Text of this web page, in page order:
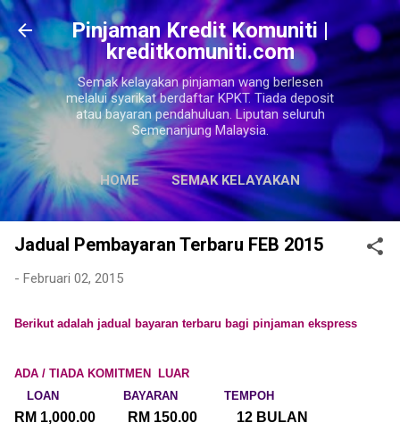
Langkau ke kandungan utama
Pinjaman Kredit Komuniti |
kreditkomuniti.com
Semak kelayakan pinjaman wang berlesen
melalui syarikat berdaftar KPKT. Tiada deposit
atau bayaran pendahuluan. Liputan seluruh
Semenanjung Malaysia.
HOME SEMAK KELAYAKAN
LAGI… SITEMAPS
Jadual Pembayaran Terbaru FEB 2015
- Februari 02, 2015
Berikut adalah jadual bayaran terbaru bagi pinjaman ekspress
ADA / TIADA KOMITMEN LUAR
LOAN BAYARAN TEMPOH
RM 1,000.00 RM 150.00 12 BULAN